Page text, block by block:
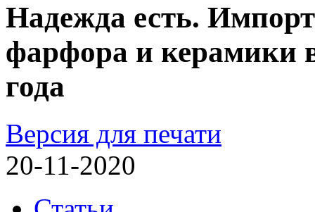
Надежда есть.
фарфора и керамики
года
Версия для печати
20-11-2020